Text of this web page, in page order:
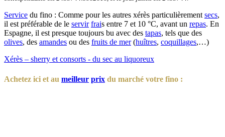
Service du fino : Comme pour les autres xérès particulièrement secs,
il est préférable de le servir frais entre 7 et 10 °C, avant un repas. En
Espagne, il est presque toujours bu avec des tapas, tels que des
olives, des amandes ou des fruits de mer(huîtres, coquillages,…)
Xérès – sherry et consorts - du sec au liquoreux
Achetez ici et au meilleur prix du marché votre fino :